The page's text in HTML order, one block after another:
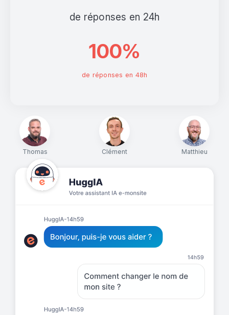
Thomas Clément Matthieu
de réponses en 24h
100%
de réponses en 48h